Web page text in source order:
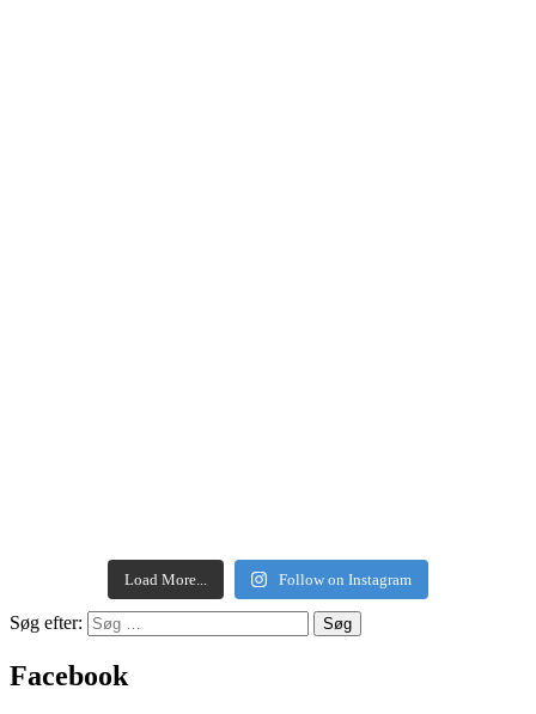
Load More... Follow on Instagram
Søg efter:
Facebook